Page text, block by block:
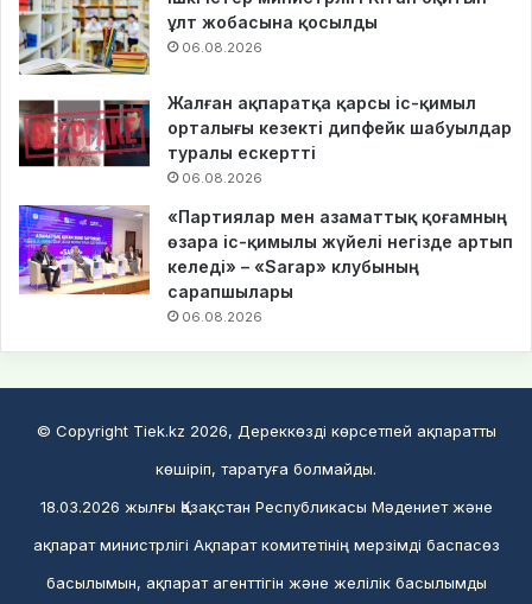
ұлт жобасына қосылды
06.08.2026
Жалған ақпаратқа қарсы іс-қимыл
орталығы кезекті дипфейк шабуылдар
туралы ескертті
06.08.2026
«Партиялар мен азаматтық қоғамның
өзара іс-қимылы жүйелі негізде артып
келеді» – «Sarap» клубының
сарапшылары
06.08.2026
© Copyright Tiek.kz 2026, Дереккөзді көрсетпей ақпаратты
көшіріп, таратуға болмайды.
18.03.2026 жылғы Қазақстан Республикасы Мәдениет және
ақпарат министрлігі Ақпарат комитетінің мерзімді баспасөз
басылымын, ақпарат агенттігін және желілік басылымды